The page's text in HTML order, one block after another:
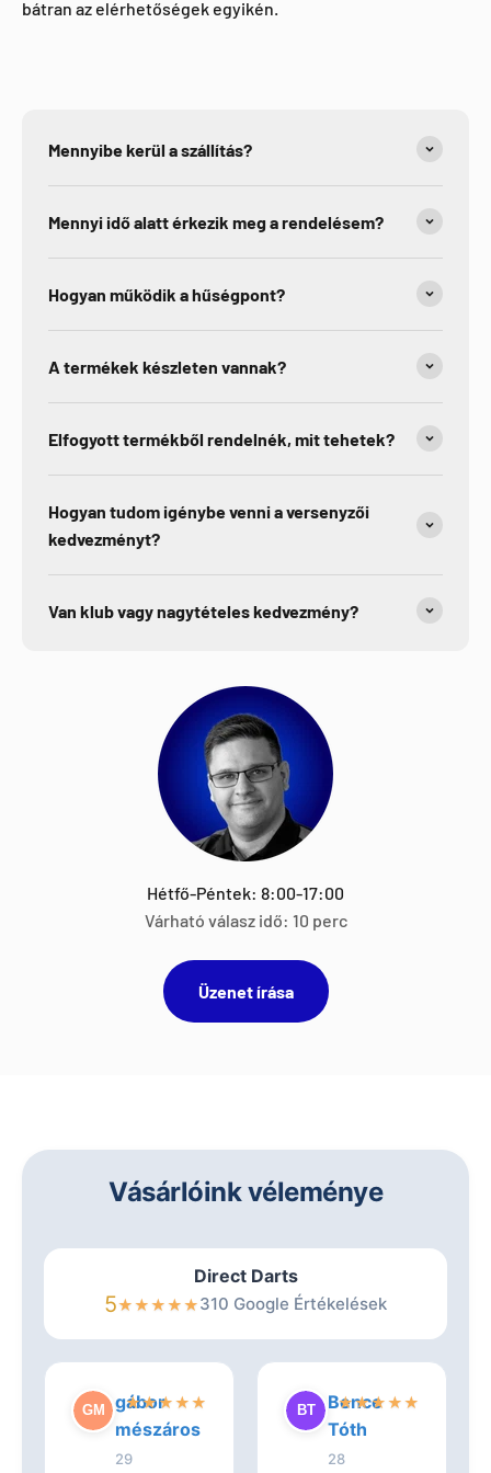
bátran az elérhetőségek egyikén.
Mennyibe kerül a szállítás?
Mennyi idő alatt érkezik meg a rendelésem?
Hogyan működik a hűségpont?
A termékek készleten vannak?
Elfogyott termékből rendelnék, mit tehetek?
Hogyan tudom igénybe venni a versenyzői
kedvezményt?
Van klub vagy nagytételes kedvezmény?
Hétfő-Péntek: 8:00-17:00
Várható válasz idő: 10 perc
Üzenet írása
Vásárlóink véleménye
Direct Darts
5★★★★★310 Google Értékelések
gábor
mészáros
29
★★★★★
Bence
Tóth
28
★★★★★